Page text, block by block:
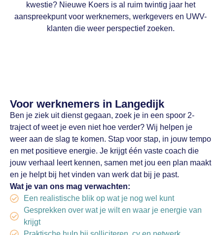
kwestie? Nieuwe Koers is al ruim twintig jaar het
aanspreekpunt voor werknemers, werkgevers en UWV-
klanten die weer perspectief zoeken.
Voor werknemers in Langedijk
Ben je ziek uit dienst gegaan, zoek je in een spoor 2-
traject of weet je even niet hoe verder? Wij helpen je
weer aan de slag te komen. Stap voor stap, in jouw tempo
en met positieve energie. Je krijgt één vaste coach die
jouw verhaal leert kennen, samen met jou een plan maakt
en je helpt bij het vinden van werk dat bij je past.
Wat je van ons mag verwachten:
Een realistische blik op wat je nog wel kunt
Gesprekken over wat je wilt en waar je energie van
krijgt